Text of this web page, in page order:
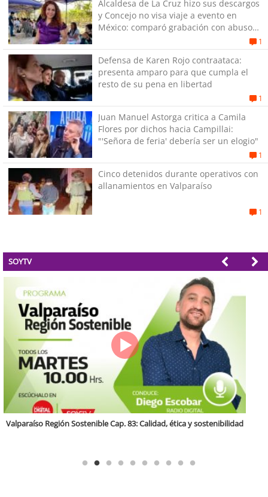
Alcaldesa de La Cruz hizo sus descargos
y Concejo no visa viaje a evento en
México: comparó grabación con abuso
1
Defensa de Karen Rojo contraataca:
presenta amparo para que cumpla el
resto de su pena en libertad
1
Juan Manuel Astorga critica a Camila
Flores por dichos hacia Campillai:
"'Señora de feria' debería ser un elogio"
1
Cinco detenidos durante operativos con
allanamientos en Valparaíso
1
SOYTV